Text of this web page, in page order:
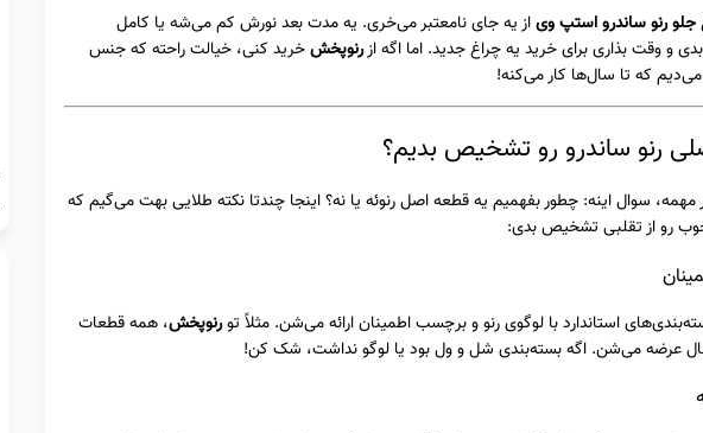
جلو رنو ساندرو استپ ویاز یه جای نامعتبر می‌خری. یه مدت بعد نورش کم می‌شه یا کامل
و وقت بذاری برای خرید یه چراغ جدید. اما اگه ازرنوپخشخرید کنی، خیالت راحته که جنس
که تا سال‌ها کار می‌کنه!
رنو ساندرو رو تشخیص بدیم؟
سوال اینه: چطور بفهمیم یه قطعه اصل رنوئه یا نه؟ اینجا چندتا نکته طلایی بهت می‌گیم که
رو از تقلبی تشخیص بدی:
استاندارد با لوگوی رنو و برچسب اطمینان ارائه می‌شن. مثلاً تورنوپخش، همه قطعات
عرضه می‌شن. اگه بسته‌بندی شل و ول بود یا لوگو نداشت، شک کن!